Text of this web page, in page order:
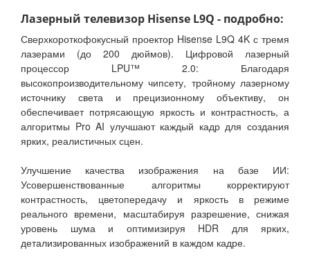
Лазерный телевизор Hisense L9Q - подробно:
Сверхкороткофокусный проектор Hisense L9Q 4K с тремя
лазерами (до 200 дюймов). Цифровой лазерный
процессор LPU™ 2.0: Благодаря
высокопроизводительному чипсету, тройному лазерному
источнику света и прецизионному объективу, он
обеспечивает потрясающую яркость и контрастность, а
алгоритмы Pro AI улучшают каждый кадр для создания
ярких, реалистичных сцен.
Улучшение качества изображения на базе ИИ:
Усовершенствованные алгоритмы корректируют
контрастность, цветопередачу и яркость в режиме
реального времени, масштабируя разрешение, снижая
уровень шума и оптимизируя HDR для ярких,
детализированных изображений в каждом кадре.